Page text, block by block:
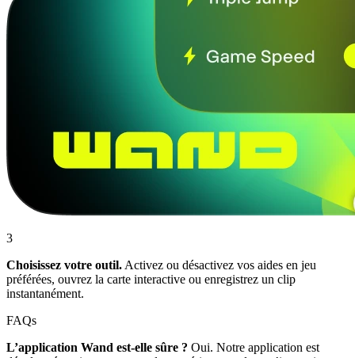
3
Choisissez votre outil. Activez ou désactivez vos aides en jeu
préférées, ouvrez la carte interactive ou enregistrez un clip
instantanément.
FAQs
L’application Wand est-elle sûre ? Oui. Notre application est